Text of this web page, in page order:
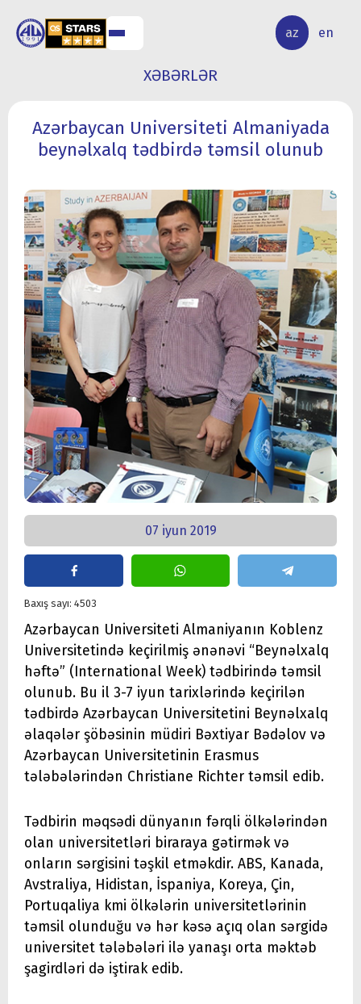
az en
ELMİ
TƏDQİQAT
XƏBƏRLƏR
Azərbaycan Universiteti Almaniyada
beynəlxalq tədbirdə təmsil olunub
07 iyun 2019
Baxış sayı: 4503
Azərbaycan Universiteti Almaniyanın Koblenz
Universitetində keçirilmiş ənənəvi “Beynəlxalq
həftə” (International Week) tədbirində təmsil
olunub. Bu il 3-7 iyun tarixlərində keçirilən
tədbirdə Azərbaycan Universitetini Beynəlxalq
əlaqələr şöbəsinin müdiri Bəxtiyar Bədəlov və
Azərbaycan Universitetinin Erasmus
tələbələrindən Christiane Richter təmsil edib.
Tədbirin məqsədi dünyanın fərqli ölkələrindən
olan universitetləri biraraya gətirmək və
onların sərgisini təşkil etməkdir. ABS, Kanada,
Avstraliya, Hidistan, İspaniya, Koreya, Çin,
Portuqaliya kmi ölkələrin universitetlərinin
təmsil olunduğu və hər kəsə açıq olan sərgidə
universitet tələbələri ilə yanaşı orta məktəb
şagirdləri də iştirak edib.